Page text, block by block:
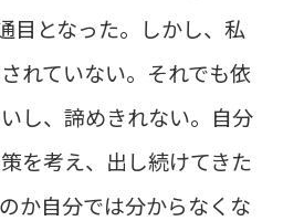
目となった。しかし、私
れていない。それでも依
し、諦めきれない。自分
を考え、出し続けてきた
か自分では分からなくな